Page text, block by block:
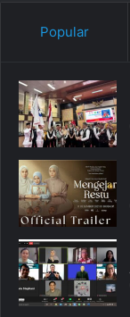
Popular